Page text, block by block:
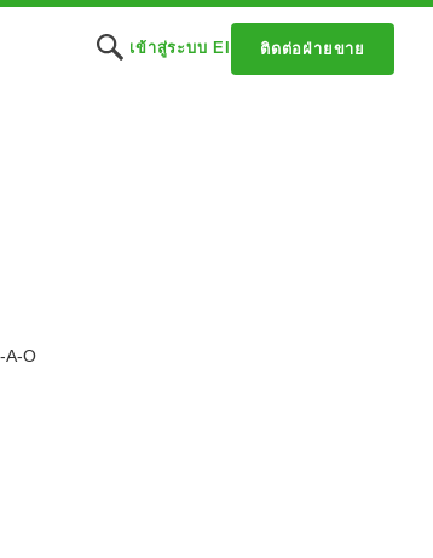
เข้าสู่ระบบ EI ติดต่อฝ่ายขาย